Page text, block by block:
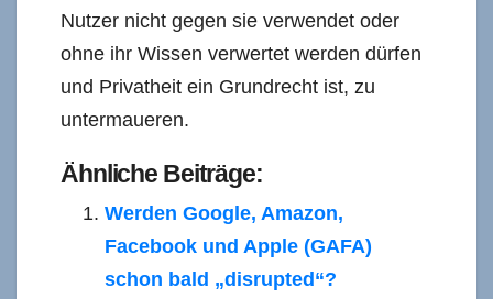
Nutzer nicht gegen sie verwendet oder
ohne ihr Wissen verwertet werden dürfen
und Privatheit ein Grundrecht ist, zu
untermaueren.
Ähnliche Beiträge:
Werden Google, Amazon,
Facebook und Apple (GAFA)
schon bald „disrupted“?